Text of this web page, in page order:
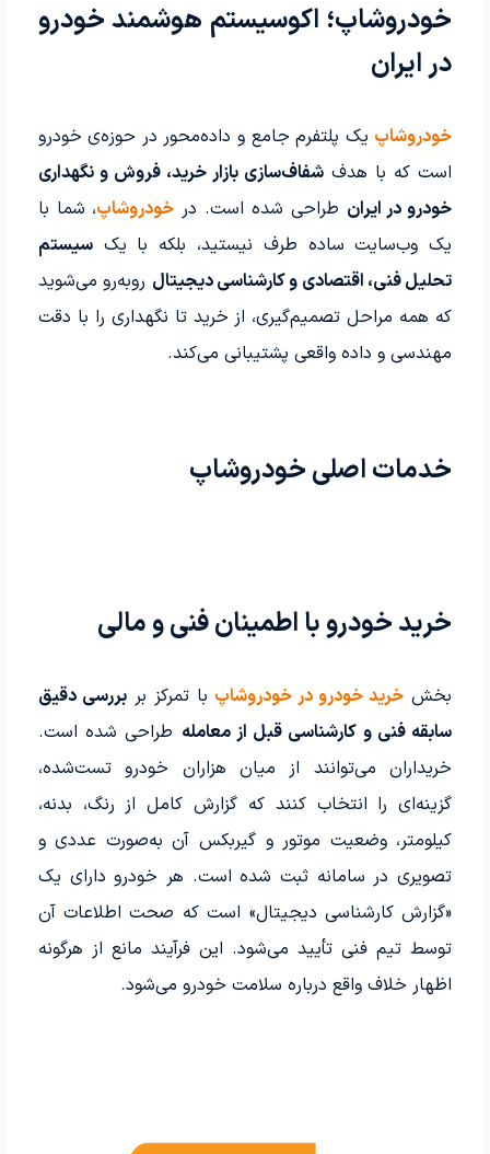
خودروشاپ؛ اکوسیستم هوشمند خودرو
در ایران
خودروشاپ یک پلتفرم جامع و داده‌محور در حوزه‌ی خودرو
است که با هدف شفاف‌سازی بازار خرید، فروش و نگهداری
خودرو در ایران طراحی شده است. در خودروشاپ، شما با
یک وب‌سایت ساده طرف نیستید، بلکه با یکسیستم
تحلیل فنی، اقتصادی و کارشناسی دیجیتال روبه‌رو می‌شوید
که همه مراحل تصمیم‌گیری، از خرید تا نگهداری را با دقت
مهندسی و داده واقعی پشتیبانی می‌کند.
خدمات اصلی خودروشاپ
خرید خودرو با اطمینان فنی و مالی
بخش خرید خودرو در خودروشاپ با تمرکز بربررسی دقیق
سابقه فنی و کارشناسی قبل از معامله طراحی شده است.
خریداران می‌توانند از میان هزاران خودرو تست‌شده،
گزینه‌ای را انتخاب کنند که گزارش کامل از رنگ، بدنه،
کیلومتر، وضعیت موتور و گیربکس آن به‌صورت عددی و
تصویری در سامانه ثبت شده است. هر خودرو دارای یک
«گزارش کارشناسی دیجیتال» است که صحت اطلاعات آن
توسط تیم فنی تأیید می‌شود. این فرآیند مانع از هرگونه
اظهار خلاف واقع درباره سلامت خودرو می‌شود.